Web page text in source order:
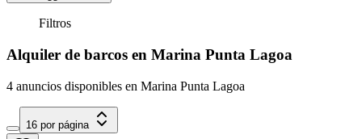
Filtros
Alquiler de barcos en Marina Punta Lagoa
4 anuncios disponibles en Marina Punta Lagoa
16 por página